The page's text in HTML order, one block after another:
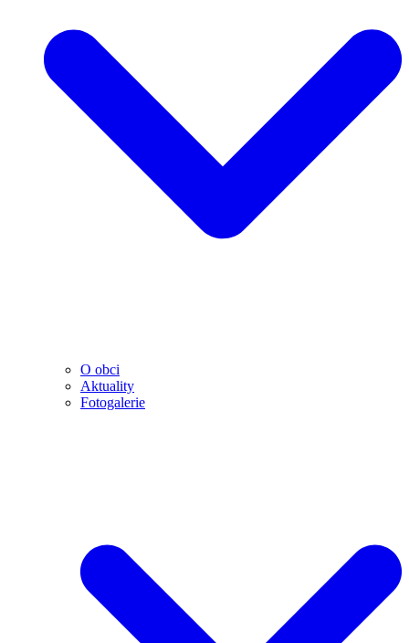
O obci
Aktuality
Fotogalerie